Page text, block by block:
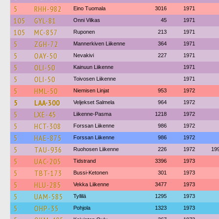
5
RHH-982 Eino Tuomala 3016 1971
105 GYL-81 Onni Vilkas 45 1971
105 MC-857 Ruponen 213 1971
5 ZGH-72 Mannerkiven Liikenne 364 1971
5 OAY-50 Nevakivi 227 1971
5 OLI-50 Kainuun Liikenne 1971
5 OLI-50 Toivosen Liikenne 1971
5 HML-50 Niemisen Linjat 953 1972
5 LAA-300 Veljekset Salmela 964 1972
5 LXE-45 Liikenne-Pasma 1218 1972
5 HCT-308 Forssan Liikenne 986 1972
5 HAE-875 Forssan Liikenne 986 1972
5 TAU-936 Ruohosen Liikenne 226 1972
5 UAC-205 Tidstrand 3396 1973
5 TBT-173 Bussi-Ketonen 301 1973
5 HLU-285 Vekka Liikenne 3477 1973
5 UAM-585 Tyllilä 1295 1973
5 OHP-35 Pohjola 1323 1973